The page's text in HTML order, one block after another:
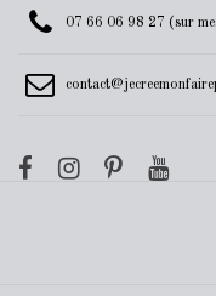
07 66 06 98 27 (sur